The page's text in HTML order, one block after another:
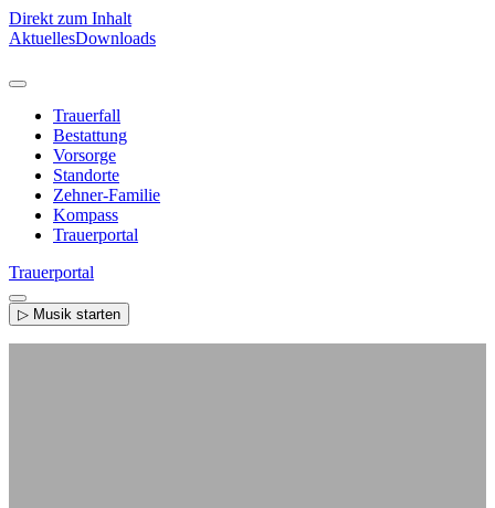
Direkt zum Inhalt
AktuellesDownloads
Trauerfall
Bestattung
Vorsorge
Standorte
Zehner-Familie
Kompass
Trauerportal
Trauerportal
▷ Musik starten